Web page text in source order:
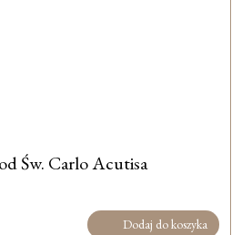
Św. Carlo Acutisa
Dodaj do koszyka